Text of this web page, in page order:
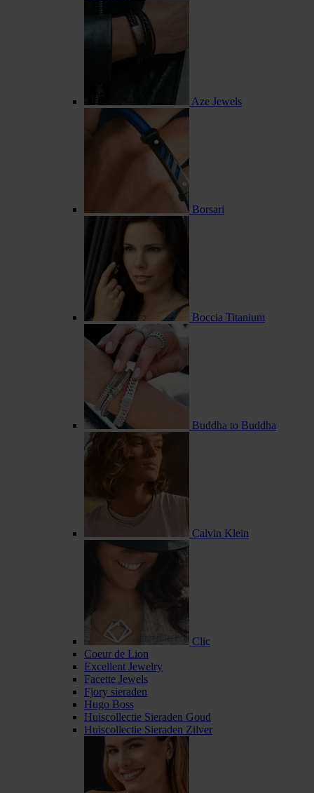
Aze Jewels
Borsari
Boccia Titanium
Buddha to Buddha
Calvin Klein
Clic
Coeur de Lion
Excellent Jewelry
Facette Jewels
Fjory sieraden
Hugo Boss
Huiscollectie Sieraden Goud
Huiscollectie Sieraden Zilver